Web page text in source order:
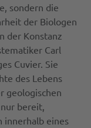
sondern die
der Biologen
der Konstanz
Carl
Cuvier. Sie
des Lebens
geologischen
bereit,
innerhalb eines